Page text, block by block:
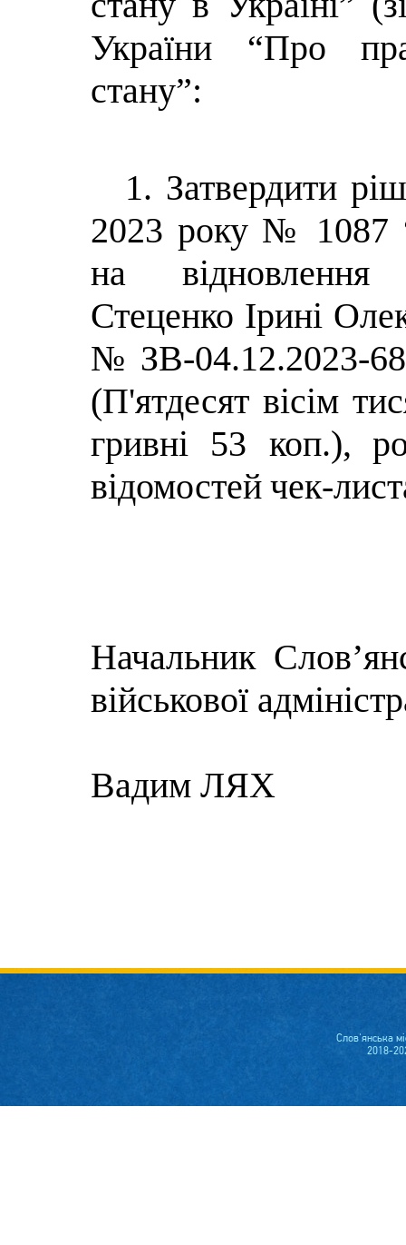
України “Про
стану”:
1. Затвердити
2023 року № 1087
на відновлення
Стеценко Ірині
№ ЗВ-04.12.2023-
(П'ятдесят вiсiм
гривні 53 коп.),
відомостей чек-
Начальник
військової
Вадим ЛЯХ
Слов'янська
2018-